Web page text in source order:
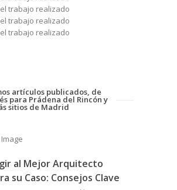
artículos publicados, de
para Prádena del Rincón y
sitios de Madrid
al Mejor Arquitecto
su Caso: Consejos Clave